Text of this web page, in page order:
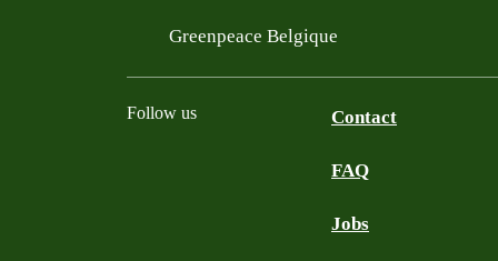
Greenpeace Belgique
Follow us Contact
FAQ
Jobs